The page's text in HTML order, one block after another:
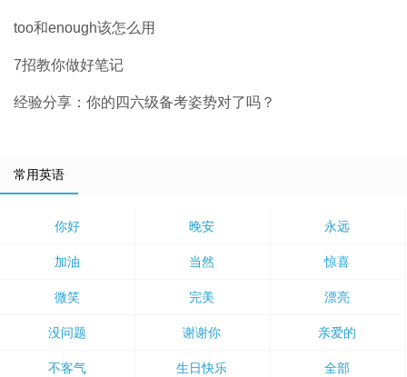
too和enough该怎么用
7招教你做好笔记
经验分享：你的四六级备考姿势对了吗？
常用英语
你好 晚安 永远
加油 当然 惊喜
微笑 完美 漂亮
没问题 谢谢你 亲爱的
不客气 生日快乐 全部